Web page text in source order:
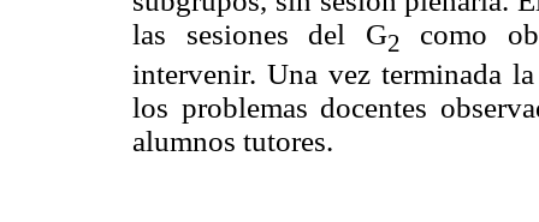
las sesiones del G2
como
intervenir. Una vez terminada
los problemas docentes
alumnos tutores.